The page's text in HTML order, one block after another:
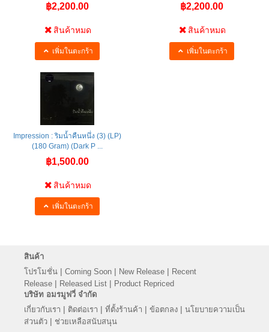
฿2,200.00
สินค้าหมด
เพิ่มในตะกร้า
฿2,200.00
สินค้าหมด
เพิ่มในตะกร้า
Impression : ริมน้ำคืนหนึ่ง (3) (LP)
(180 Gram) (Dark P ...
฿1,500.00
สินค้าหมด
เพิ่มในตะกร้า
สินค้า
โปรโมชั่น | Coming Soon | New Release | Recent
Release | Released List | Product Repriced
บริษัท อมรมูฟวี่ จำกัด
เกี่ยวกับเรา | ติดต่อเรา | ที่ตั้งร้านค้า | ข้อตกลง | นโยบายความเป็น
ส่วนตัว | ช่วยเหลือสนับสนุน